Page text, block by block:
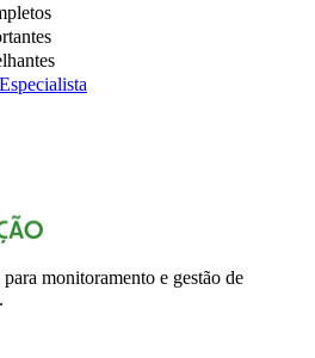
monitoramento e gestão de